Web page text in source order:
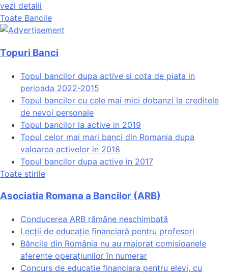
vezi detalii
Toate Bancile
Topuri Banci
Topul bancilor dupa active si cota de piata in
perioada 2022-2015
Topul bancilor cu cele mai mici dobanzi la creditele
de nevoi personale
Topul bancilor la active in 2019
Topul celor mai mari banci din Romania dupa
valoarea activelor in 2018
Topul bancilor dupa active in 2017
Toate stirile
Asociatia Romana a Bancilor (ARB)
Conducerea ARB rămâne neschimbată
Lecții de educație financiară pentru profesori
Băncile din România nu au majorat comisioanele
aferente operațiunilor în numerar
Concurs de educatie financiara pentru elevi, cu